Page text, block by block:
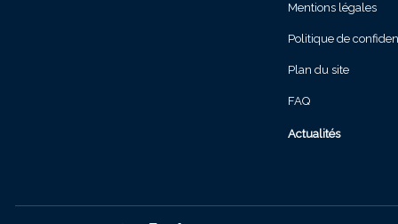
Mentions légales
Politique de
Plan du site
FAQ
Actualités